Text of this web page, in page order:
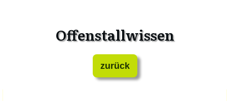
Offenstallwissen
zurück